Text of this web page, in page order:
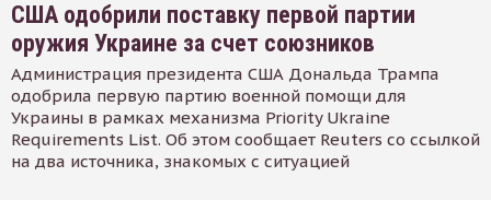
США одобрили поставку первой партии
оружия Украине за счет союзников
Администрация президента США Дональда Трампа
одобрила первую партию военной помощи для
Украины в рамках механизма Priority Ukraine
Requirements List. Об этом сообщает Reuters со ссылкой
на два источника, знакомых с ситуацией